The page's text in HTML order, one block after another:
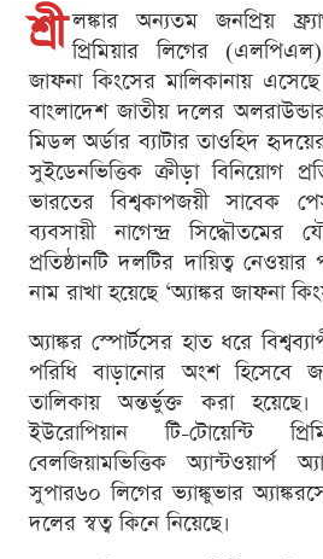
শ্রী লঙ্কার অন্যতম জনপ্রিয়
প্রিমিয়ার লিগের
জাফনা কিংসের মালিকানায়
বাংলাদেশ জাতীয় দলের
মিডল অর্ডার ব্যাটার তাওহিদ
সুইডেনভিত্তিক ক্রীড়া বিনিয়োগ
ভারতের বিশ্বকাপজয়ী সাবেক
ব্যবসায়ী নাগেন্দ্র সিদ্ধৌতমের
প্রতিষ্ঠানটি দলটির দায়িত্ব
নাম রাখা হয়েছে ‘অ্যাঙ্কর জাফনা
অ্যাঙ্কর স্পোর্টসের হাত ধরে
পরিধি বাড়ানোর অংশ হিসেবে
তালিকায় অন্তর্ভুক্ত করা
ইউরোপিয়ান টি-টোয়েন্টি
বেলজিয়ামভিত্তিক অ্যান্টওয়ার্প
সুপার৬০ লিগের ভ্যাঙ্কুভার
দলের স্বত্ব কিনে নিয়েছে।